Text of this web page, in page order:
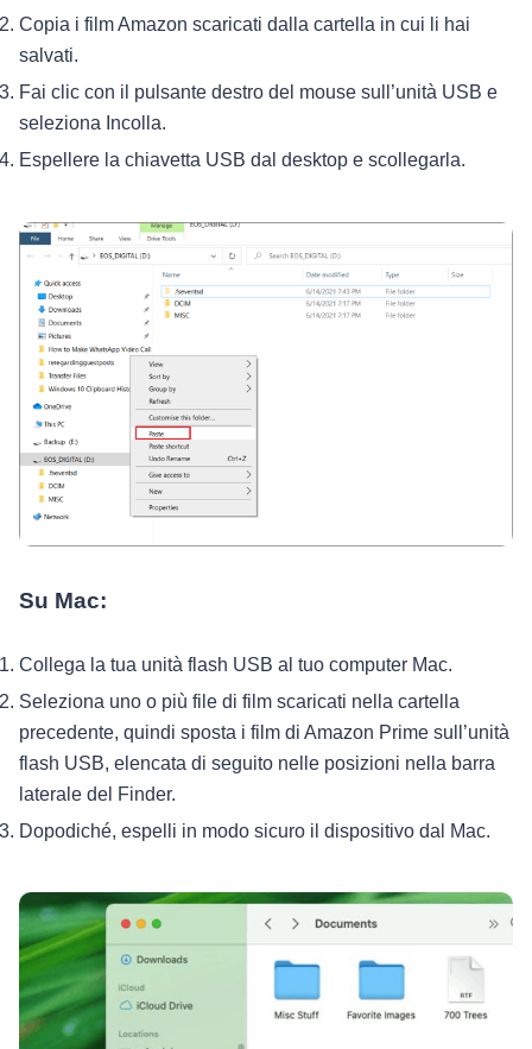
Copia i film Amazon scaricati dalla cartella in cui li hai
salvati.
Fai clic con il pulsante destro del mouse sull’unità USB e
seleziona Incolla.
Espellere la chiavetta USB dal desktop e scollegarla.
Su Mac:
Collega la tua unità flash USB al tuo computer Mac.
Seleziona uno o più file di film scaricati nella cartella
precedente, quindi sposta i film di Amazon Prime sull’unità
flash USB, elencata di seguito nelle posizioni nella barra
laterale del Finder.
Dopodiché, espelli in modo sicuro il dispositivo dal Mac.